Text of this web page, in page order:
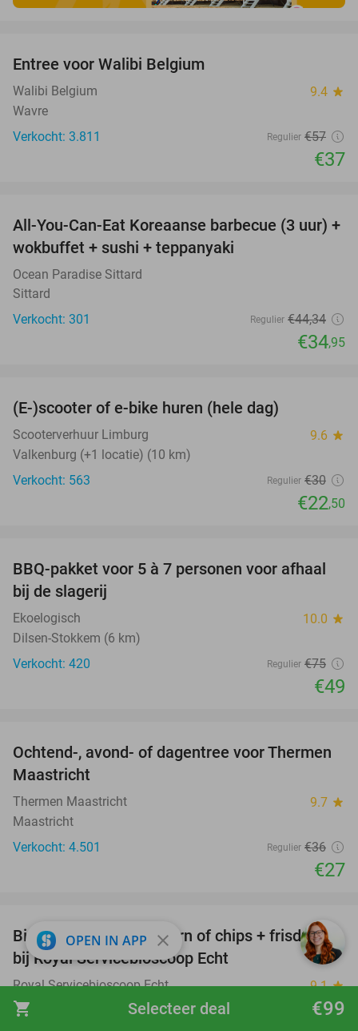
shopping_cart €99
Selecteer deal
Entree voor Walibi Belgium
Walibi Belgium 9.4 star
Wavre
Verkocht: 3.811
Regulier €57
€37
21%
All-You-Can-Eat Koreaanse barbecue (3 uur) +
wokbuffet + sushi + teppanyaki
Ocean Paradise Sittard
Sittard
Verkocht: 301
Regulier €44,34
€34,95
(E-)scooter of e-bike huren (hele dag)
Scooterverhuur Limburg 9.6 star
Valkenburg (+1 locatie) (10 km)
Verkocht: 563
Regulier €30
€22,50
35%
BBQ-pakket voor 5 à 7 personen voor afhaal
bij de slagerij
Ekoelogisch 10.0 star
Dilsen-Stokkem (6 km)
Verkocht: 420
Regulier €75
€49
25%
Ochtend-, avond- of dagentree voor Thermen
Maastricht
Thermen Maastricht 9.7 star
Maastricht
Verkocht: 4.501
Regulier €36
€27
34%
Bioscoopticket + popcorn of chips + frisdrank
bij Royal Servicebioscoop Echt
Royal Servicebioscoop Echt 9.1star
Echt (10 km)
OPEN IN APP close